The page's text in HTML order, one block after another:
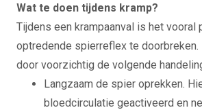
Wat te doen tijdens kramp?
Tijdens een krampaanval is het vooral
optredende spierreflex te doorbreken.
door voorzichtig de volgende
Langzaam de spier oprekken.
bloedcirculatie geactiveerd en